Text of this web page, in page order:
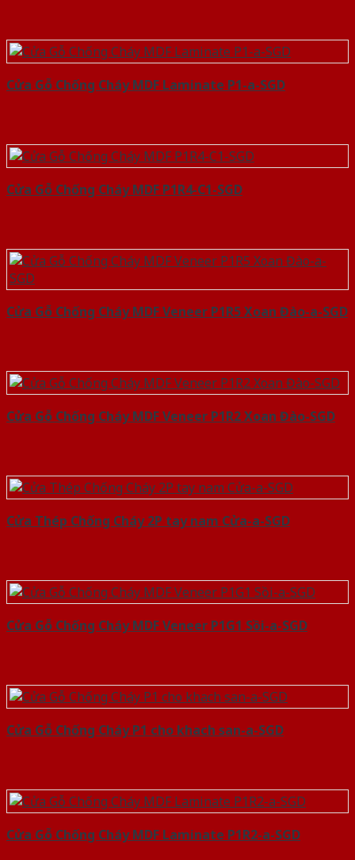
Cửa Gỗ Chống Cháy MDF Laminate P1-a-SGD
Cửa Gỗ Chống Cháy MDF P1R4-C1-SGD
Cửa Gỗ Chống Cháy MDF Veneer P1R5 Xoan Đào-a-SGD
Cửa Gỗ Chống Cháy MDF Veneer P1R2 Xoan Đào-SGD
Cửa Thép Chống Cháy 2P tay nam Cửa-a-SGD
Cửa Gỗ Chống Cháy MDF Veneer P1G1 Sồi-a-SGD
Cửa Gỗ Chống Cháy P1 cho khach san-a-SGD
Cửa Gỗ Chống Cháy MDF Laminate P1R2-a-SGD